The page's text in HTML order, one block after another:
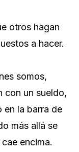
otros hagan
a hacer.
somos,
con un sueldo,
en la barra de
más allá se
encima.